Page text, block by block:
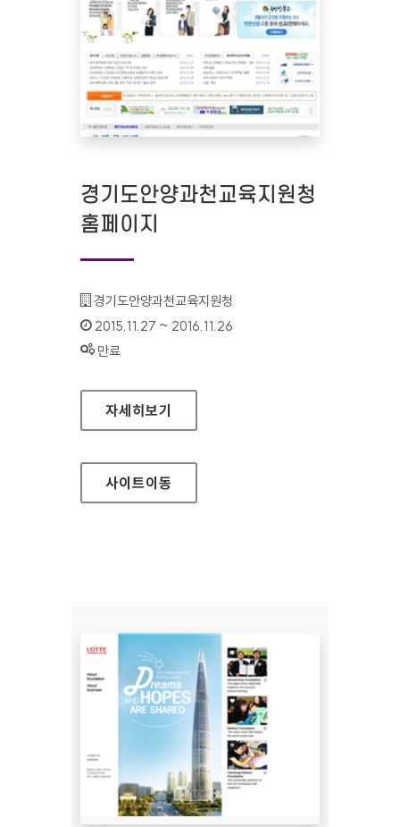
경기도안양과천교육지원청
홈페이지
기관명 :
경기도안양과천교육지원청
인증기간 :
2015.11.27 ~ 2016.11.26
상태 :
만료
경기도안양과천교육지원청 홈페이지
자세히보기
사이트이동